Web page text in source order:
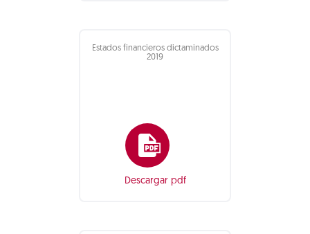
Estados financieros dictaminados
2019
Descargar pdf